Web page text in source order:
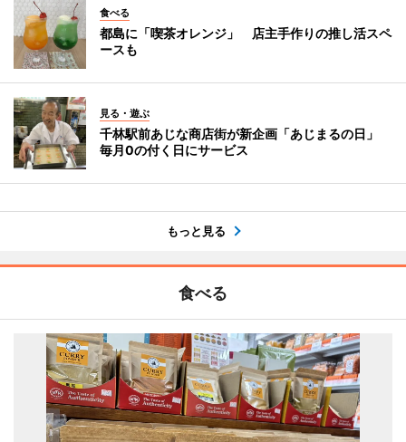
食べる
都島に「喫茶オレンジ」 店主手作りの推し活スペ
ースも
見る・遊ぶ
千林駅前あじな商店街が新企画「あじまるの日」
毎月0の付く日にサービス
もっと見る
食べる